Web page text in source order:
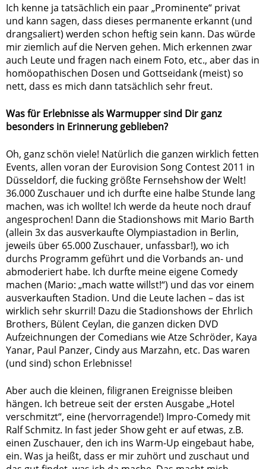
Ich kenne ja tatsächlich ein paar „Prominente“ privat
und kann sagen, dass dieses permanente erkannt (und
drangsaliert) werden schon heftig sein kann. Das würde
mir ziemlich auf die Nerven gehen. Mich erkennen zwar
auch Leute und fragen nach einem Foto, etc., aber das in
homöopathischen Dosen und Gottseidank (meist) so
nett, dass es mich dann tatsächlich sehr freut.
Was für Erlebnisse als Warmupper sind Dir ganz
besonders in Erinnerung geblieben?
Oh, ganz schön viele! Natürlich die ganzen wirklich fetten
Events, allen voran der Eurovision Song Contest 2011 in
Düsseldorf, die fucking größte Fernsehshow der Welt!
36.000 Zuschauer und ich durfte eine halbe Stunde lang
machen, was ich wollte! Ich werde da heute noch drauf
angesprochen! Dann die Stadionshows mit Mario Barth
(allein 3x das ausverkaufte Olympiastadion in Berlin,
jeweils über 65.000 Zuschauer, unfassbar!), wo ich
durchs Programm geführt und die Vorbands an- und
abmoderiert habe. Ich durfte meine eigene Comedy
machen (Mario: „mach watte willst!“) und das vor einem
ausverkauften Stadion. Und die Leute lachen – das ist
wirklich sehr skurril! Dazu die Stadionshows der Ehrlich
Brothers, Bülent Ceylan, die ganzen dicken DVD
Aufzeichnungen der Comedians wie Atze Schröder, Kaya
Yanar, Paul Panzer, Cindy aus Marzahn, etc. Das waren
(und sind) schon Erlebnisse!
Aber auch die kleinen, filigranen Ereignisse bleiben
hängen. Ich betreue seit der ersten Ausgabe „Hotel
verschmitzt“, eine (hervorragende!) Impro-Comedy mit
Ralf Schmitz. In fast jeder Show geht er auf etwas, z.B.
einen Zuschauer, den ich ins Warm-Up eingebaut habe,
ein. Was ja heißt, dass er mir zuhört und zuschaut und